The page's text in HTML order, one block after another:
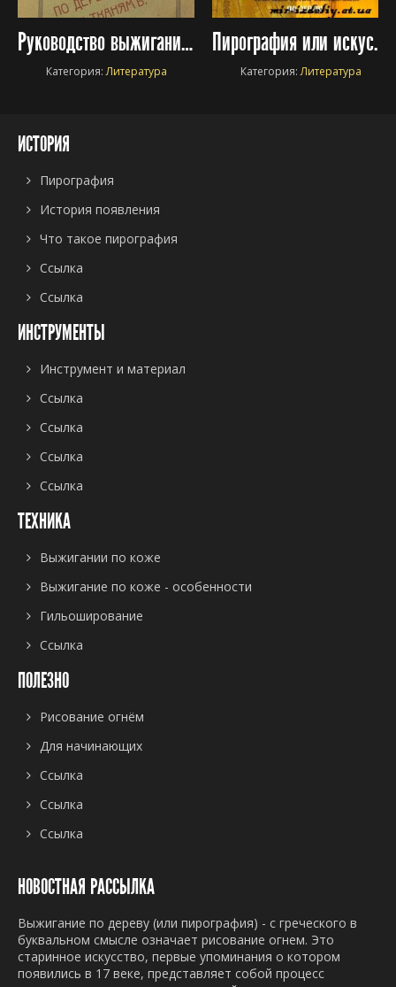
Руководство выжигания по дереву, коже и тканям
Категория:Литература
Пирография или искусство выжигания по дереву
Категория:Литература
ИСТОРИЯ
Пирография
История появления
Что такое пирография
Ссылка
Ссылка
ИНСТРУМЕНТЫ
Инструмент и материал
Ссылка
Ссылка
Ссылка
Ссылка
ТЕХНИКА
Выжигании по коже
Выжигание по коже - особенности
Гильоширование
Ссылка
ПОЛЕЗНО
Рисование огнём
Для начинающих
Ссылка
Ссылка
Ссылка
НОВОСТНАЯ РАССЫЛКА
Выжигание по дереву (или пирография) - с греческого в
буквальном смысле означает рисование огнем. Это
старинное искусство, первые упоминания о котором
появились в 17 веке, представляет собой процесс